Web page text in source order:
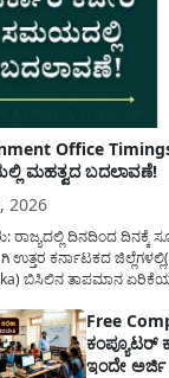
Office
ಮಹತ್ವದ ಬದಲಾವಣೆ!
2026
ರಾಜ್ಯದಲ್ಲಿ ದಿನದಿಂದ ದಿನಕ್ಕೆ
ಉತ್ತರ ಕರ್ನಾಟಕದ
ಬಿಸಿಲಿನ ತಾಪಮಾನ
ಮಹತ್ವದ ನಿರ್ಧಾರವೊಂದನ್ನು
ಒಟ್ಟು 9 ಜಿಲ್ಲೆಗಳಲ್ಲಿ
Free
ಕಂಪ್ಯೂಟರ್
ಇಂದೇ ಅರ್ಜಿ